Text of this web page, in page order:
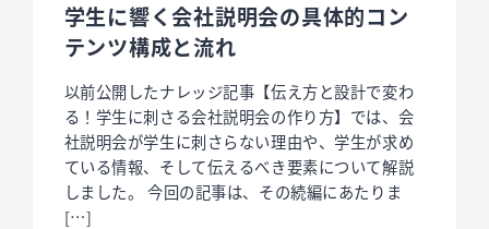
学生に響く会社説明会の具体的コン
テンツ構成と流れ
以前公開したナレッジ記事【伝え方と設計で変わ
る！学生に刺さる会社説明会の作り方】では、会
社説明会が学生に刺さらない理由や、学生が求め
ている情報、そして伝えるべき要素について解説
しました。 今回の記事は、その続編にあたりま
[…]